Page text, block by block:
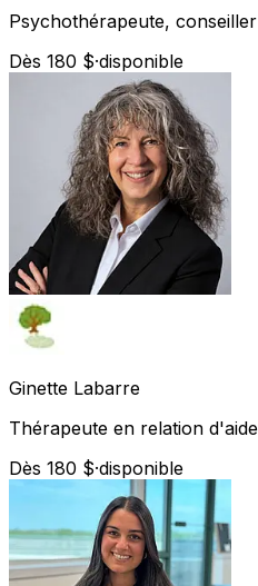
Psychothérapeute, conseiller
Dès 180 $·disponible
Ginette Labarre
Thérapeute en relation d'aide
Dès 180 $·disponible